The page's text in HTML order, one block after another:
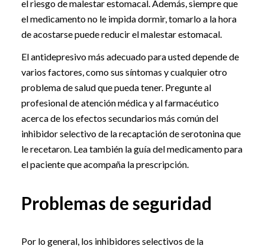
el riesgo de malestar estomacal. Además, siempre que
el medicamento no le impida dormir, tomarlo a la hora
de acostarse puede reducir el malestar estomacal.
El antidepresivo más adecuado para usted depende de
varios factores, como sus síntomas y cualquier otro
problema de salud que pueda tener. Pregunte al
profesional de atención médica y al farmacéutico
acerca de los efectos secundarios más común del
inhibidor selectivo de la recaptación de serotonina que
le recetaron. Lea también la guía del medicamento para
el paciente que acompaña la prescripción.
Problemas de seguridad
Por lo general, los inhibidores selectivos de la